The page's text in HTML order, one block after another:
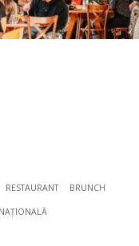
RESTAURANT BRUNCH